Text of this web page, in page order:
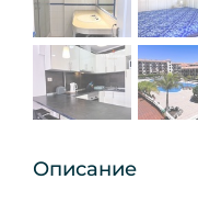
Описание